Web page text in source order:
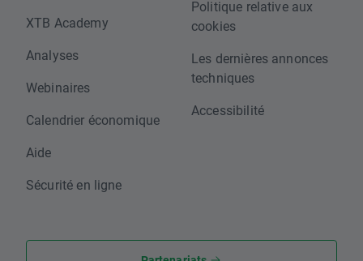
XTB Academy
Analyses
Webinaires
Calendrier économique
Aide
Sécurité en ligne
Politique relative aux
cookies
Les dernières annonces
techniques
Accessibilité